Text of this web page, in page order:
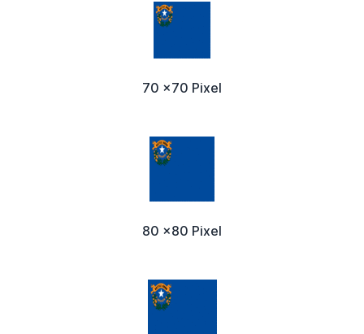
70 x70 Pixel
80 x80 Pixel